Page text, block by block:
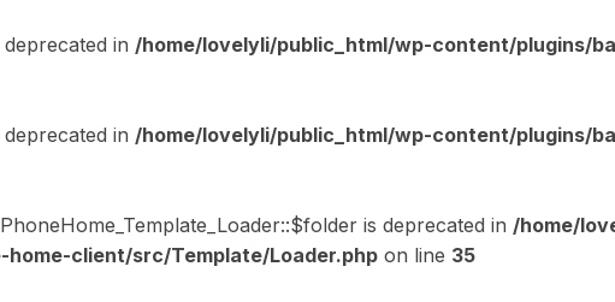
deprecated in /home/lovelyli/public_html/wp-content/plugins/
deprecated in /home/lovelyli/public_html/wp-content/plugins/
is deprecated in /home/
client/src/Template/Loader.php on line 35